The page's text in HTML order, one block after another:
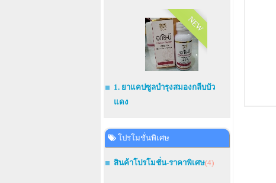
NEW
1. ยาแคปซูลบำรุงสมองกลีบบัว
แดง
โปรโมชั่นพิเศษ
สินค้าโปรโมชั่น-ราคาพิเศษ(4)